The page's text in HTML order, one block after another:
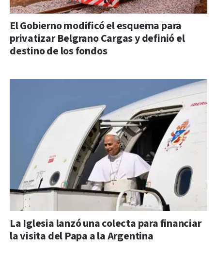
El Gobierno modificó el esquema para
privatizar Belgrano Cargas y definió el
destino de los fondos
La Iglesia lanzó una colecta para financiar
la visita del Papa a la Argentina